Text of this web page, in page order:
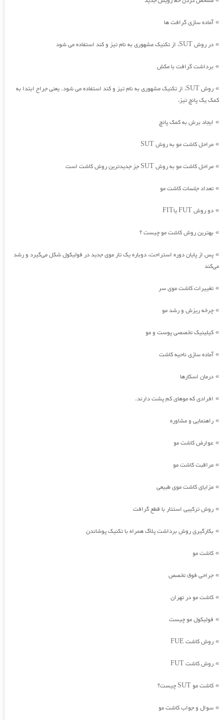
»آماده سازی گرافت ها
» در روش SUT، از تکنیک مشهوری به نام تیز و کند استفاده می شود
» برداشت گرافت با مکش
»
روش SUT، از تکنیک مشهوری به نام تیز و کند استفاده می شود. یعنی جراح ابتدا به
کمک یک پانچ تیز،
» ایجاد برش به کمک پانچ
» مراحل کاشت مو به روش SUT
» مراحل کاشت مو به روش SUT جز جدیدترین روش کاشت است
» تعداد جلسات کاشت مو
» دو روش FUT یاFIT
» بهترین روش کاشت مو چیست ؟
» پس از پایان دوره استراحت، دوباره یک تار موی جدید در فولیکول شکل می‌گیرد و رشد
می‌کند
» تغییرات کاشت موی سر
» چرخه ریزش و رشد مو
» کیلینیک تخصصی پوست و مو
»آماده سازی ناحیه کاشت
» درمان اسکارها
» افرادی که موهای کم پشت دارند.
» راهنمایی و مشاوره
» عوارض کاشت مو
» مراقبت کاشت مو
» مزایای کاشت موی طبیعی
» روش ترکیبی استتار با قطع گرافت
» بکارگیری روش برداشت پلاگ همراه با تکنیک پوشاندن
» کاشت مو
» جراحی فوق تخصص
» کاشت مو در تهران
» فولیکول مو چیست
» روش کاشت FUE
» روش کاشت FUT
» کاشت مو SUT چیست؟
» سوال و جواب کاشت مو